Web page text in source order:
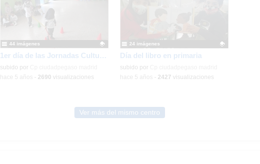
1er día de las Jornadas Culturales «diversidad funcional»
Contenido educativo.
subido por
44 imágenes
hace 5 años - 2690 visualizaciones
Día del libro en primaria
Contenido educativo.
subido por
24 imágenes
hace 5 años - 2427 visualizaciones
Ver más del mismo centro